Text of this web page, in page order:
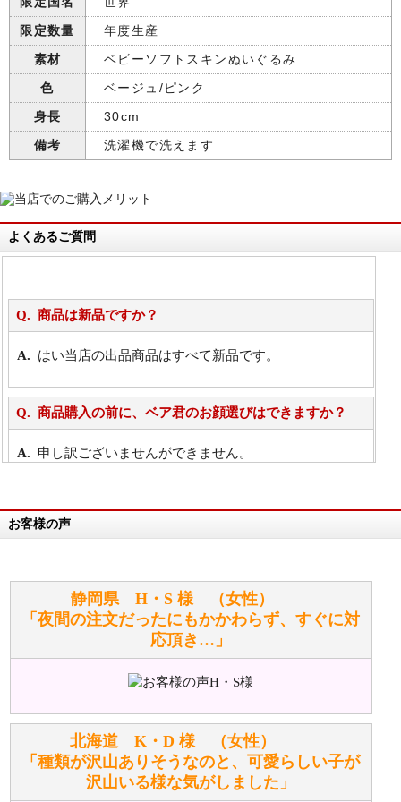
限定数量
年度生産
素材
ベビーソフトスキンぬいぐるみ
色
ベージュ/ピンク
身長
30cm
備考
洗濯機で洗えます
よくあるご質問
商品は新品ですか？
はい当店の出品商品はすべて新品です。
商品購入の前に、ベア君のお顔選びはできますか？
申し訳ございませんができません。
万が一欲しい商品が見つからない場合は、探して取り
お任せください！それは当店が謡っています「おも
てなしの心」で対応させていただきます。
シュタイフのぬいぐるみは洗濯できますか？ ぬいぐ
るみのお手入れ方法を教えてください。
詳しくはこちら をご覧ください。
ぬいぐるみの耳に付いているボタンやタグに、何か意
お客様の声
静岡県 H・S 様 （女性）
「夜間の注文だったにもかかわらず、すぐに対
応頂き…」
北海道 K・D 様 （女性）
「種類が沢山ありそうなのと、可愛らしい子が
沢山いる様な気がしました」